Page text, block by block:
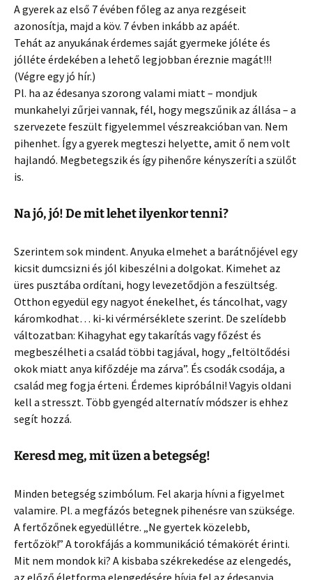
A gyerek az első 7 évében főleg az anya rezgéseit
azonosítja, majd a köv. 7 évben inkább az apáét.
Tehát az anyukának érdemes saját gyermeke jóléte és
jólléte érdekében a lehető legjobban éreznie magát!!!
(Végre egy jó hír.)
Pl. ha az édesanya szorong valami miatt – mondjuk
munkahelyi zűrjei vannak, fél, hogy megszűnik az állása – a
szervezete feszült figyelemmel vészreakcióban van. Nem
pihenhet. Így a gyerek megteszi helyette, amit ő nem volt
hajlandó. Megbetegszik és így pihenőre kényszeríti a szülőt
is.
Na jó, jó! De mit lehet ilyenkor tenni?
Szerintem sok mindent. Anyuka elmehet a barátnőjével egy
kicsit dumcsizni és jól kibeszélni a dolgokat. Kimehet az
üres pusztába ordítani, hogy levezetődjön a feszültség.
Otthon egyedül egy nagyot énekelhet, és táncolhat, vagy
káromkodhat… ki-ki vérmérséklete szerint. De szelídebb
változatban: Kihagyhat egy takarítás vagy főzést és
megbeszélheti a család többi tagjával, hogy „feltöltődési
okok miatt anya kifőzdéje ma zárva”. És csodák csodája, a
család meg fogja érteni. Érdemes kipróbálni! Vagyis oldani
kell a stresszt. Több gyengéd alternatív módszer is ehhez
segít hozzá.
Keresd meg, mit üzen a betegség!
Minden betegség szimbólum. Fel akarja hívni a figyelmet
valamire. Pl. a megfázós betegnek pihenésre van szüksége.
A fertőzőnek egyedüllétre. „Ne gyertek közelebb,
fertőzök!” A torokfájás a kommunikáció témakörét érinti.
Mit nem mondok ki? A kisbaba székrekedése az elengedés,
az előző életforma elengedésére hívja fel az édesanyja